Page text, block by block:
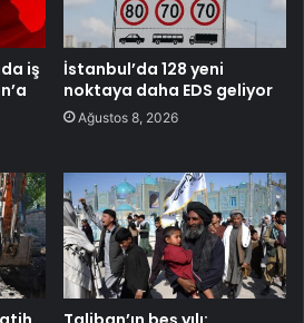
iş
İstanbul’da 128 yeni
noktaya daha EDS geliyor
Ağustos 8, 2026